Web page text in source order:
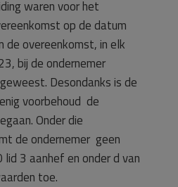
waren voor het
op de datum
de overeenkomst, in elk
bij de ondernemer
Desondanks is de
voorbehoud de
Onder die
de ondernemer geen
3 aanhef en onder d van
toe.